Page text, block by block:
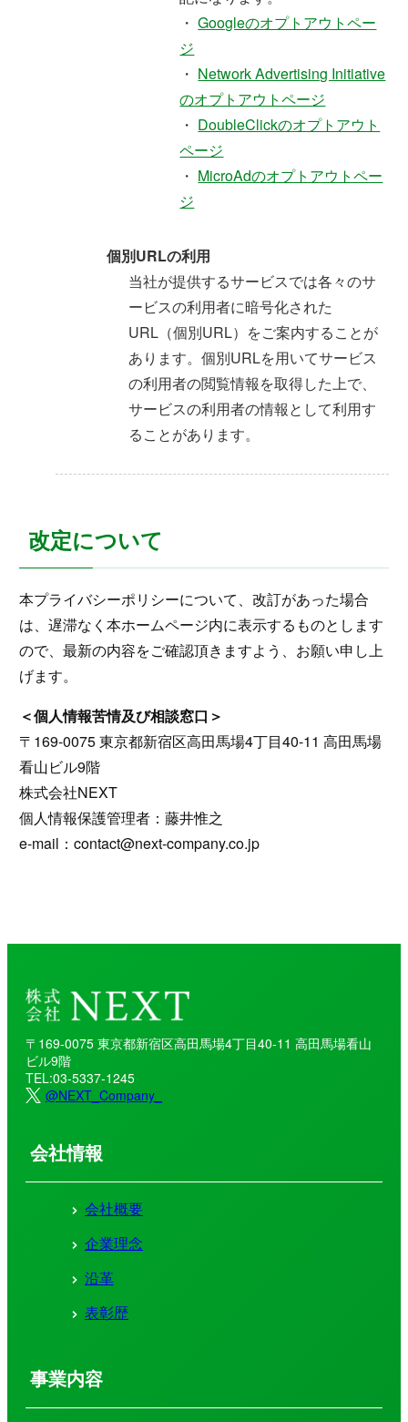
・Googleのオプトアウトペー
ジ
・ Network Advertising Initiative
のオプトアウトページ
・ DoubleClickのオプトアウト
ページ
・ MicroAdのオプトアウトペー
ジ
個別URLの利用
当社が提供するサービスでは各々のサ
ービスの利用者に暗号化された
URL（個別URL）をご案内することが
あります。個別URLを用いてサービス
の利用者の閲覧情報を取得した上で、
サービスの利用者の情報として利用す
ることがあります。
改定について
本プライバシーポリシーについて、改訂があった場合
は、遅滞なく本ホームページ内に表示するものとします
ので、最新の内容をご確認頂きますよう、お願い申し上
げます。
＜個人情報苦情及び相談窓口＞
〒169-0075 東京都新宿区高田馬場4丁目40-11 高田馬場
看山ビル9階
株式会社NEXT
個人情報保護管理者：藤井惟之
e-mail：contact@next-company.co.jp
〒169-0075 東京都新宿区高田馬場4丁目40-11 高田馬場看山
ビル9階
TEL:03-5337-1245
@NEXT_Company_
会社情報
会社概要
企業理念
沿革
表彰歴
事業内容